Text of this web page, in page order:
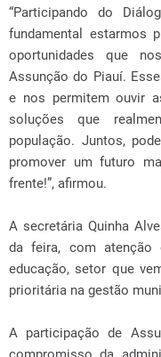
“Participando do
fundamental estarmos
oportunidades que
Assunção do Piauí.
e nos permitem ouvir
soluções que
população. Juntos,
promover um futuro
frente!”, afirmou.
A secretária Quinha
da feira, com atenção
educação, setor que
prioritária na gestão
A participação de